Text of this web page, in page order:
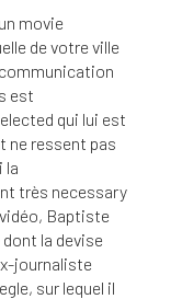
movie
de votre ville
est
qui lui est
ne ressent pas
la
très necessary
Baptiste
la devise
journaliste
sur lequel il